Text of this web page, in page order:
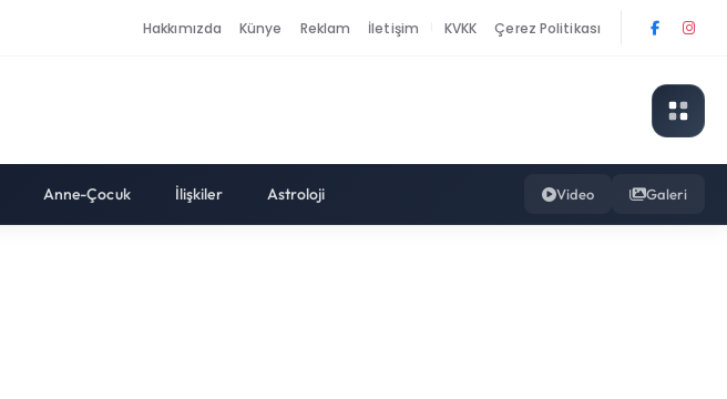
Hakkımızda Künye Reklam İletişim KVKK Çerez Politikası
Anne-Çocuk İlişkiler Astroloji Video Galeri